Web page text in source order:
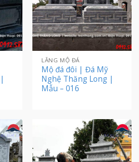
LĂNG MỘ ĐÁ
Mộ đá đôi | Đá Mỹ
Nghệ Thăng Long |
Mẫu – 016